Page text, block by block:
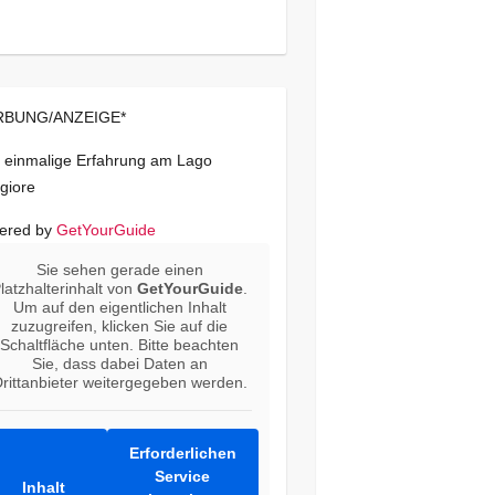
ANZEIGE*
einmalige Erfahrung am Lago
by GetYourGuide
Sie sehen gerade einen
vonGetYourGuide
Um auf den eigentlichen Inhalt
zuzugreifen, klicken Sie auf die
Schaltfläche unten. Bitte beachten
Sie, dass dabei Daten an
weitergegeben werden.
Inhalt
Erforderlichen
Service